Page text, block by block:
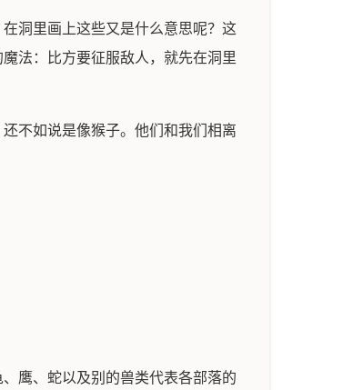
洞里画上这些又是什么意思呢？这
法：比方要征服敌人，就先在洞里
不如说是像猴子。他们和我们相离
鹰、蛇以及别的兽类代表各部落的